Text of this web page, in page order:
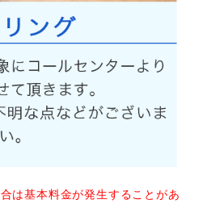
は基本料金が発生することがあ